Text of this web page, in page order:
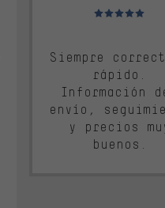
Valoración
Siempre
rápido.
Información
envío,
y precios
buenos.